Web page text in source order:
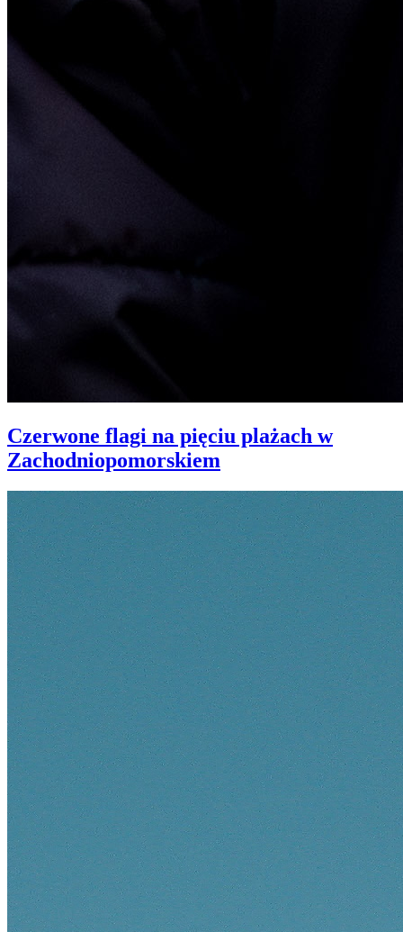
Czerwone flagi na pięciu plażach w
Zachodniopomorskiem